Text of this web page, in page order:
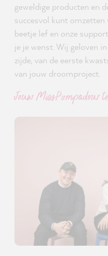
geweldige producten en
succesvol kunt
beetje lef en onze
je je wenst. Wij geloven
zijde, van de eerste
van jouw droomproject.
Jouw MissPompadour